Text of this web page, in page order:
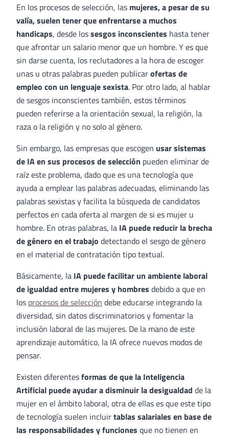
En los procesos de selección, las mujeres, a pesar de su
valía, suelen tener que enfrentarse a muchos
handicaps, desde lossesgos inconscientes hasta tener
que afrontar un salario menor que un hombre. Y es que
sin darse cuenta, los reclutadores a la hora de escoger
unas u otras palabras pueden publicarofertas de
empleo con un lenguaje sexista. Por otro lado, al hablar
de sesgos inconscientes también, estos términos
pueden referirse a la orientación sexual, la religión, la
raza o la religión y no solo al género.
Sin embargo, las empresas que escogen usar sistemas
de IA en sus procesos de selección pueden eliminar de
raíz este problema, dado que es una tecnología que
ayuda a emplear las palabras adecuadas, eliminando las
palabras sexistas y facilita la búsqueda de candidatos
perfectos en cada oferta al margen de si es mujer u
hombre. En otras palabras, la IA puede reducir la brecha
de género en el trabajo detectando el sesgo de género
en el material de contratación tipo textual.
Básicamente, la IA puede facilitar un ambiente laboral
de igualdad entre mujeres y hombres debido a que en
los procesos de selección debe educarse integrando la
diversidad, sin datos discriminatorios y fomentar la
inclusión laboral de las mujeres. De la mano de este
aprendizaje automático, la IA ofrece nuevos modos de
pensar.
Existen diferentesformas de que la Inteligencia
Artificial puede ayudar a disminuir la desigualdad de la
mujer en el ámbito laboral, otra de ellas es que este tipo
de tecnología suelen incluirtablas salariales en base de
las responsabilidades y funciones que no tienen en